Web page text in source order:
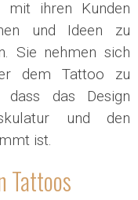
mit ihren Kunden
und Ideen zu
Sie nehmen sich
dem Tattoo zu
dass das Design
und den
ist.
Tattoos